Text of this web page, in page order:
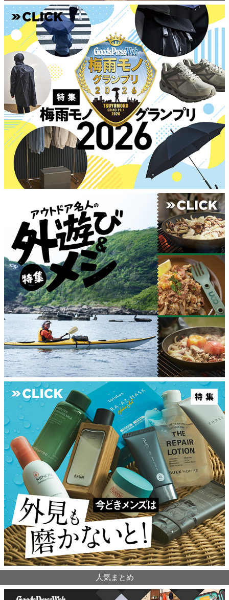
人気まとめ